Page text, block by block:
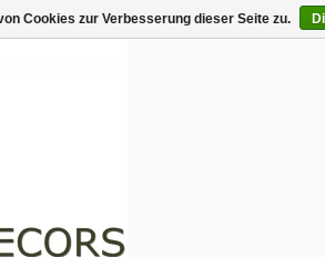
Cookies zur Verbesserung dieser Seite zu.